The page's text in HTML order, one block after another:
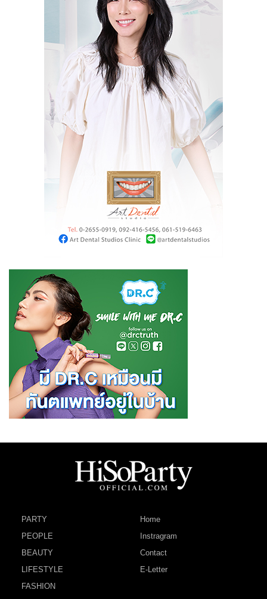
PARTY
PEOPLE
BEAUTY
LIFESTYLE
FASHION
Home
Instragram
Contact
E-Letter